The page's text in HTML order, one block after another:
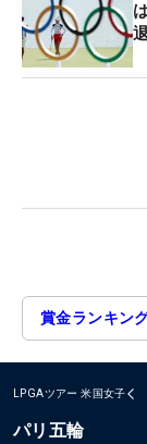
賞金ランキン
LPGAツアー 米国女子
パリ五輪